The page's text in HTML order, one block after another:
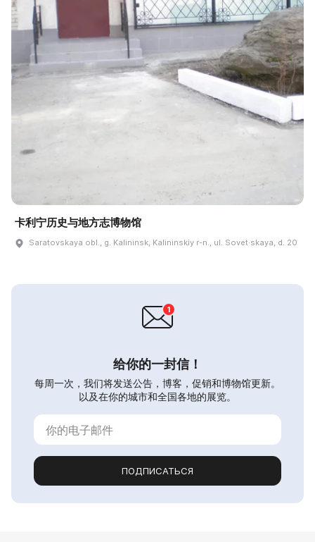
卡利宁历史与地方志博物馆
Saratovskaya obl., g. Kalininsk, Kalininskiy r-n., ul. Sovet·skaya, d. 20
给你的一封信！
每周一次，我们将发送公告，博客，促销和博物馆更新。
以及在你的城市和全国各地的展览。
ПОДПИСАТЬСЯ